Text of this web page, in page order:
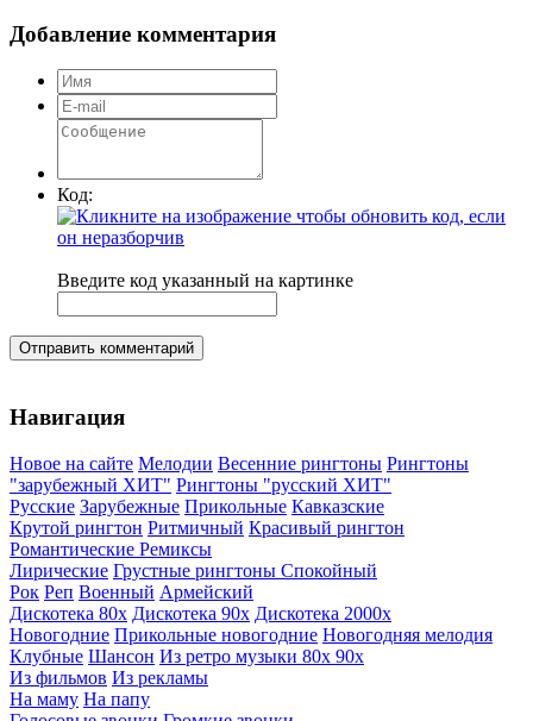
Добавление комментария
Код:
Введите код указанный на картинке
Отправить комментарий
Навигация
Новое на сайте Мелодии Весенние рингтоны Рингтоны
"зарубежный ХИТ" Рингтоны "русский ХИТ"
Русские Зарубежные Прикольные Кавказские
Крутой рингтон Ритмичный Красивый рингтон
Романтические Ремиксы
Лирические Грустные рингтоны Спокойный
Рок Реп Военный Армейский
Дискотека 80х Дискотека 90х Дискотека 2000х
Новогодние Прикольные новогодние Новогодняя мелодия
Клубные Шансон Из ретро музыки 80х 90х
Из фильмов Из рекламы
На маму На папу